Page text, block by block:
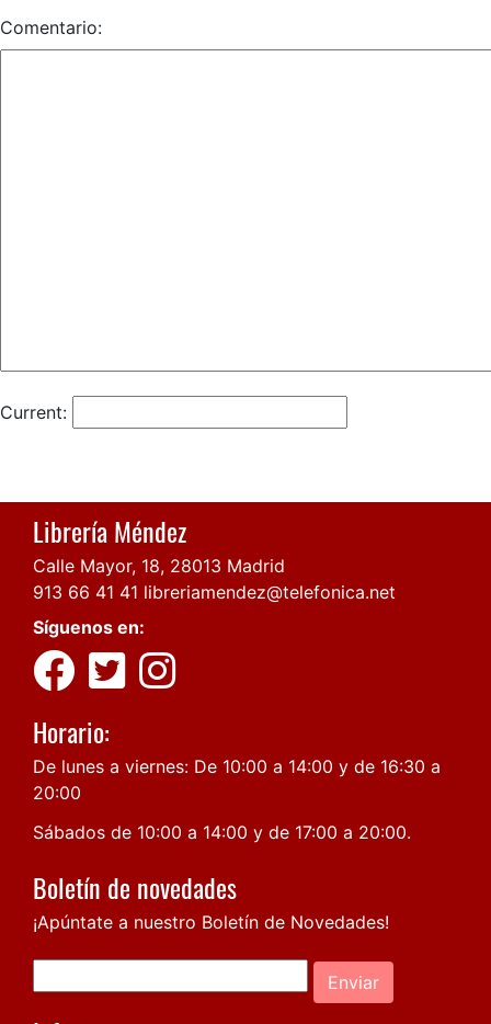
Comentario:
Current:
Librería Méndez
Calle Mayor, 18, 28013 Madrid
913 66 41 41 libreriamendez@telefonica.net
Síguenos en:
Horario:
De lunes a viernes: De 10:00 a 14:00 y de 16:30 a
20:00
Sábados de 10:00 a 14:00 y de 17:00 a 20:00.
Boletín de novedades
¡Apúntate a nuestro Boletín de Novedades!
Enviar